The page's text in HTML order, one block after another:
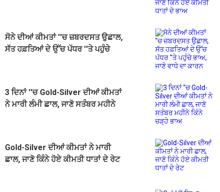
ਸੋਨੇ ਦੀਆਂ ਕੀਮਤਾਂ ''ਚ ਜ਼ਬਰਦਸਤ ਉਛਾਲ,
ਸੱਤ ਹਫ਼ਤਿਆਂ ਦੇ ਉੱਚ ਪੱਧਰ ''ਤੇ ਪਹੁੰਚੇ
3 ਦਿਨਾਂ ''ਚ Gold-Silver ਦੀਆਂ ਕੀਮਤਾਂ
ਨੇ ਮਾਰੀ ਲੰਮੀ ਛਾਲ, ਜਾਣੋ ਸਤੰਬਰ ਮਹੀਨੇ
Gold-Silver ਦੀਆਂ ਕੀਮਤਾਂ ਨੇ ਮਾਰੀ
ਛਾਲ, ਜਾਣੋ ਕਿੰਨੇ ਹੋਏ ਕੀਮਤੀ ਧਾਤਾਂ ਦੇ ਰੇਟ